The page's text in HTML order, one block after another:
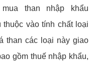
than nhập khẩu
thuộc vào tính chất loại
than các loại này giao
gồm thuế nhập khẩu,